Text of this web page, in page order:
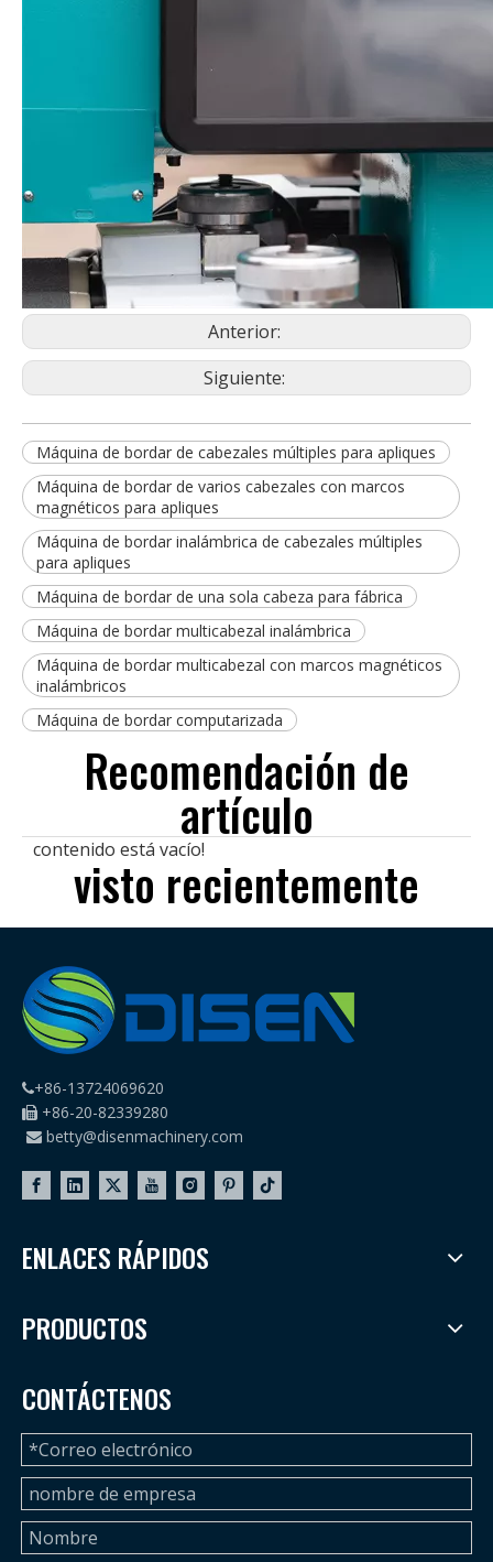
Anterior:
Siguiente:
Máquina de bordar de cabezales múltiples para apliques
Máquina de bordar de varios cabezales con marcos
magnéticos para apliques
Máquina de bordar inalámbrica de cabezales múltiples
para apliques
Máquina de bordar de una sola cabeza para fábrica
Máquina de bordar multicabezal inalámbrica
Máquina de bordar multicabezal con marcos magnéticos
inalámbricos
Máquina de bordar computarizada
Recomendación de
artículo
contenido está vacío!
visto recientemente
+86-13724069620
 +86-20-82339280
 betty@disenmachinery.com
ENLACES RÁPIDOS
PRODUCTOS
CONTÁCTENOS